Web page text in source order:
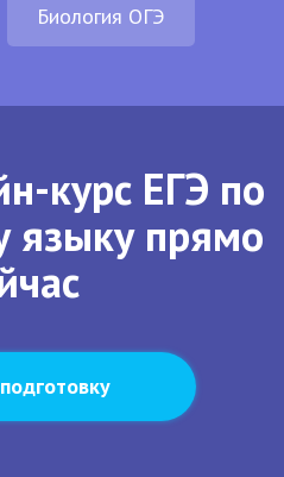
Биология ОГЭ
курс ЕГЭ по
языку прямо